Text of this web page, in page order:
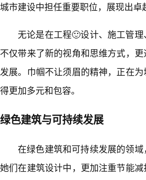
城市建设中担任重要职位，展现出
无论是在工程🙂设计、施工管
不仅带来了新的视角和思维方式，
发展。巾帼不让须眉的精神，正在
得更加多元和包容。
绿色建筑与可持续发展
在绿色建筑和可持续发展的领
她们在建筑设计中，更加注重节能